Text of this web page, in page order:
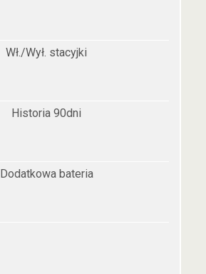
Wł./Wył. stacyjki
Historia 90dni
Dodatkowa bateria